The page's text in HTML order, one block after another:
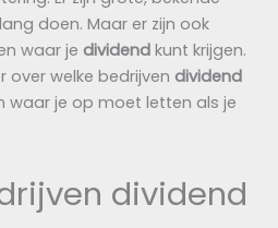
doen. Maar er zijn ook
waar je dividend kunt krijgen.
over welke bedrijven dividend
waar je op moet letten als je
dividend